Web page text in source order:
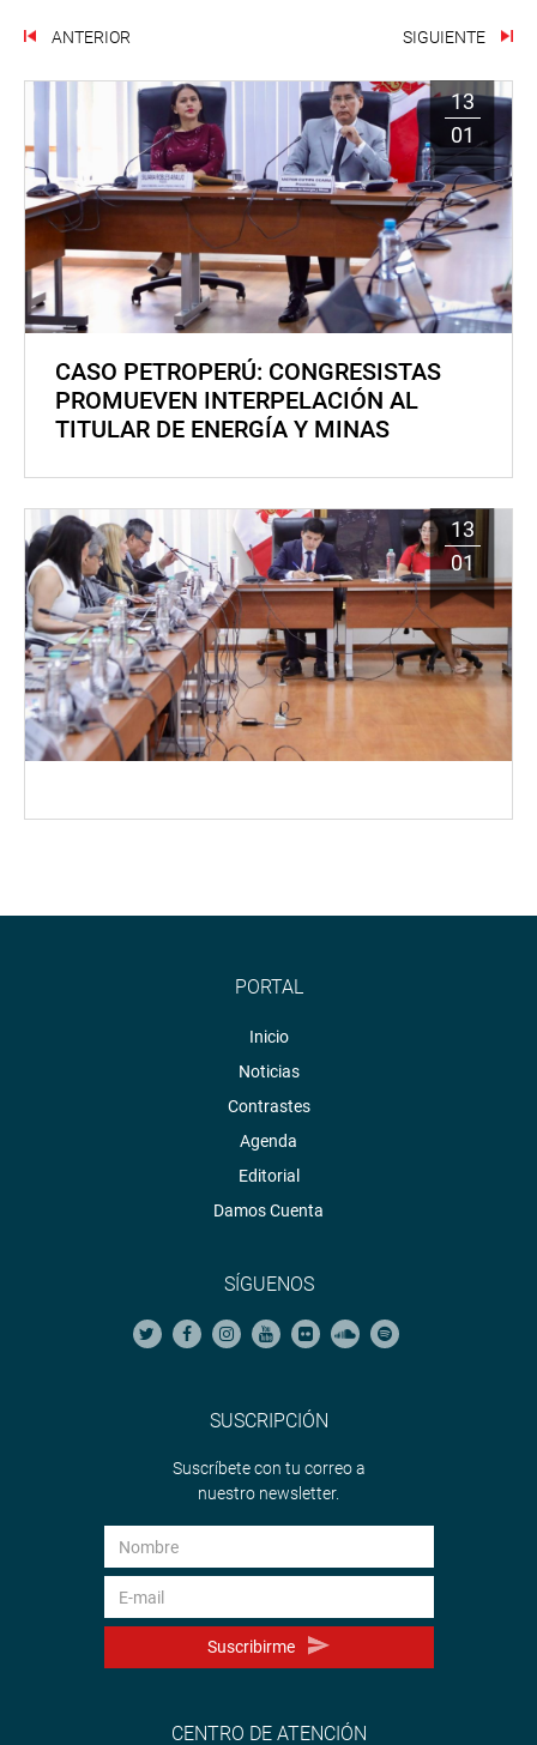
ANTERIOR SIGUIENTE
13
01
CASO PETROPERÚ: CONGRESISTAS
PROMUEVEN INTERPELACIÓN AL
TITULAR DE ENERGÍA Y MINAS
13
01
PORTAL
Inicio
Noticias
Contrastes
Agenda
Editorial
Damos Cuenta
SÍGUENOS
SUSCRIPCIÓN
Suscríbete con tu correo a
nuestro newsletter.
Suscribirme
CENTRO DE ATENCIÓN